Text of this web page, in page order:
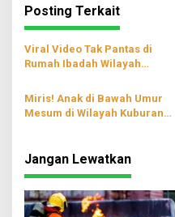
Posting Terkait
Viral Video Tak Pantas di
Rumah Ibadah Wilayah
Tangan
Miris! Anak di Bawah Umur
Mesum di Wilayah Kuburan
Jangan Lewatkan